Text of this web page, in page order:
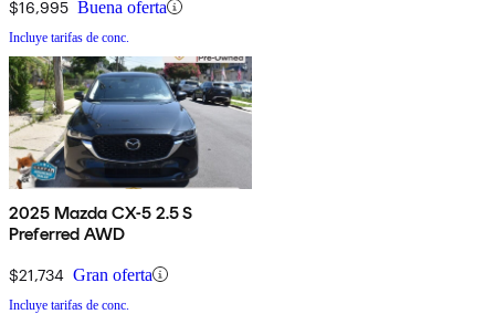
$16,995 Buena oferta
Incluye tarifas de conc.
2025 Mazda CX-5 2.5 S
Preferred AWD
$21,734 Gran oferta
Incluye tarifas de conc.